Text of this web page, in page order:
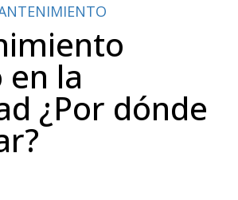
en la
¿Por dónde